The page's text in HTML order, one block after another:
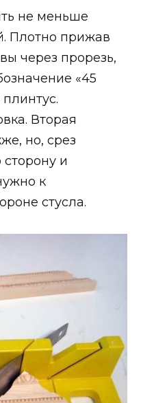
не меньше
Плотно прижав
через прорезь,
«45
Вторая
но, срез
и
к
стусла.